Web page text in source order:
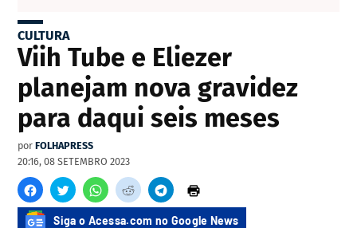
CULTURA
Viih Tube e Eliezer
planejam nova gravidez
para daqui seis meses
por FOLHAPRESS
20:16, 08 SETEMBRO 2023
Siga o Acessa.com no Google News